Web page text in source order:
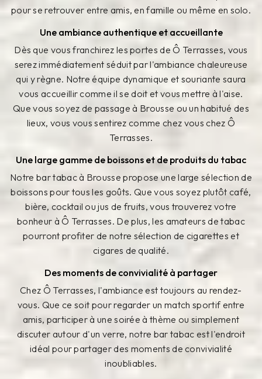
pour se retrouver entre amis, en famille ou même en solo.
Une ambiance authentique et accueillante
Dès que vous franchirez les portes de Ô Terrasses, vous
serez immédiatement séduit par l'ambiance chaleureuse
qui y règne. Notre équipe dynamique et souriante saura
vous accueillir comme il se doit et vous mettre à l'aise.
Que vous soyez de passage à Brousse ou un habitué des
lieux, vous vous sentirez comme chez vous chez Ô
Terrasses.
Une large gamme de boissons et de produits du tabac
Notre bar tabac à Brousse propose une large sélection de
boissons pour tous les goûts. Que vous soyez plutôt café,
bière, cocktail ou jus de fruits, vous trouverez votre
bonheur à Ô Terrasses. De plus, les amateurs de tabac
pourront profiter de notre sélection de cigarettes et
cigares de qualité.
Des moments de convivialité à partager
Chez Ô Terrasses, l'ambiance est toujours au rendez-
vous. Que ce soit pour regarder un match sportif entre
amis, participer à une soirée à thème ou simplement
discuter autour d'un verre, notre bar tabac est l'endroit
idéal pour partager des moments de convivialité
inoubliables.